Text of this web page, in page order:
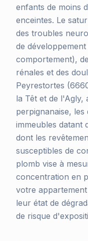
enfants de moins
enceintes. Le
des troubles
de
comportement),
rénales et des
Peyrestortes
la Têt et de l'Agly,
perpignanaise,
immeubles datant
dont les
susceptibles de
plomb vise à
concentration en
votre
leur état de
de risque